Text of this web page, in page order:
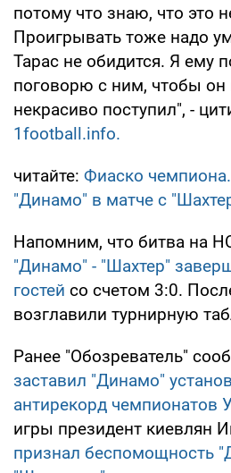
потому что знаю, что это
Проигрывать тоже надо
Тарас не обидится. Я ему
поговорю с ним, чтобы он
некрасиво поступил", -
1football.info.
читайте: Фиаско
"Динамо" в матче с
Напомним, что битва на
"Динамо" - "Шахтер"
гостей со счетом 3:0.
возглавили турнирную
Ранее "Обозреватель"
заставил "Динамо"
антирекорд чемпионатов
игры президент киевлян
признал беспомощность